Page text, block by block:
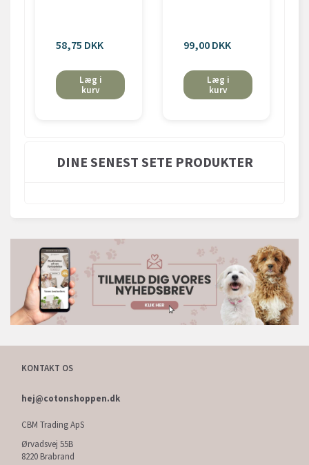
58,75 DKK
Læg i
kurv
99,00 DKK
Læg i
kurv
DINE SENEST SETE PRODUKTER
KONTAKT OS
hej@cotonshoppen.dk
CBM Trading ApS
Ørvadsvej 55B
8220 Brabrand